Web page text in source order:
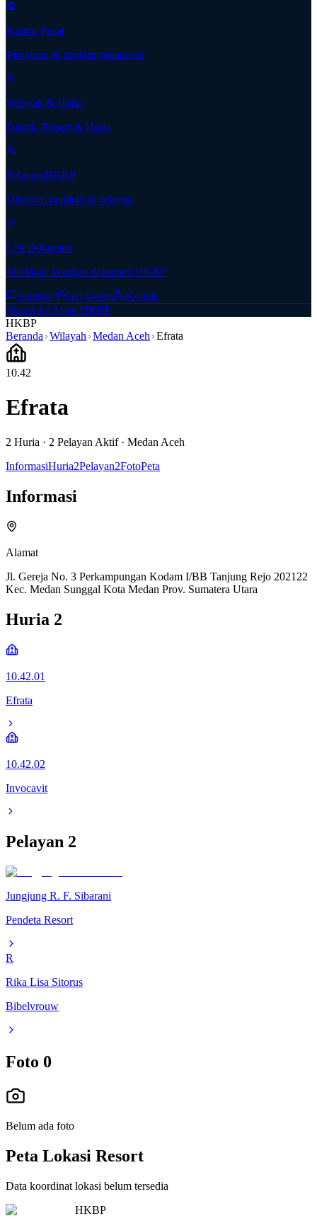
Kantor Pusat
Pimpinan & struktur organisasi
Wilayah & Huria
Distrik, Resort & Huria
Pelayan HKBP
Direktori pendeta & pelayan
Cek Dokumen
Verifikasi keaslian dokumen HKBP
Aspirasi Cari Gereja
Kontak
Masuk ke Akun HKBP
HKBP
Beranda Wilayah Medan Aceh Efrata
10.42
Efrata
2 Huria · 2 Pelayan Aktif· Medan Aceh
InformasiHuria2Pelayan2FotoPeta
Informasi
Alamat
Jl. Gereja No. 3 Perkampungan Kodam I/BB Tanjung Rejo 202122
Kec. Medan Sunggal Kota Medan Prov. Sumatera Utara
Huria 2
10.42.01
Efrata
10.42.02
Invocavit
Pelayan 2
Jungjung R. F. Sibarani
Pendeta Resort
R
Rika Lisa Sitorus
Bibelvrouw
Foto 0
Belum ada foto
Peta Lokasi Resort
Data koordinat lokasi belum tersedia
HKBP